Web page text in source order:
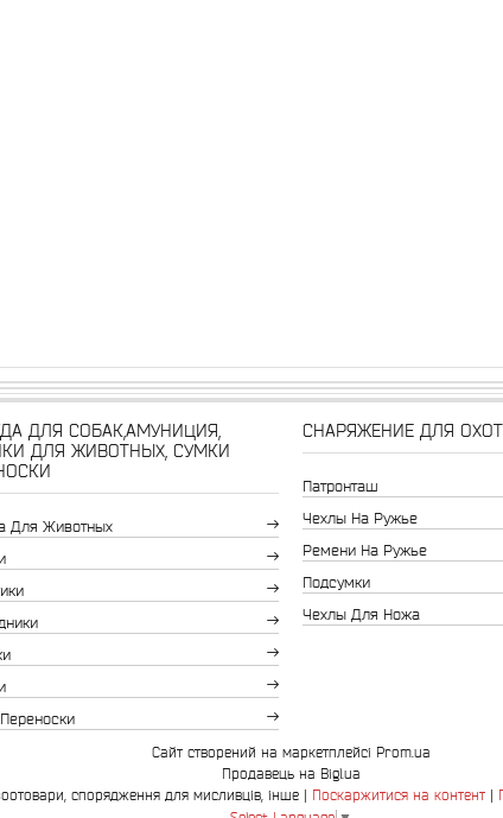
ДЛЯ СОБАК,АМУНИЦИЯ,
ДЛЯ ЖИВОТНЫХ, СУМКИ
Для Животных
СНАРЯЖЕНИЕ ДЛЯ
Патронташ
Чехлы На Ружье
Ремени На Ружье
Подсумки
Чехлы Для Ножа
Сайт створений на маркетплейсі Prom.ua
Продавець на Bigl.ua
Поскаржитися на контент